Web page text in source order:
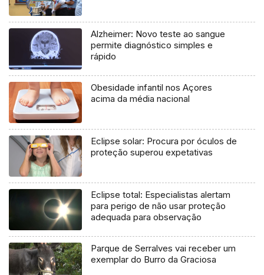
Alzheimer: Novo teste ao sangue
permite diagnóstico simples e
rápido
Obesidade infantil nos Açores
acima da média nacional
Eclipse solar: Procura por óculos de
proteção superou expetativas
Eclipse total: Especialistas alertam
para perigo de não usar proteção
adequada para observação
Parque de Serralves vai receber um
exemplar do Burro da Graciosa